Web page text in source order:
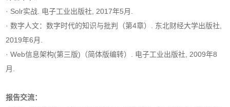
· Solr实战. 电子工业出版社, 2017年5月.
· 数字人文：数字时代的知识与批判（第4章）. 东北财经大学出版社,
2019年6月.
· Web信息架构(第三版)（简体版编转）. 电子工业出版社, 2009年8
月.
报告交流：